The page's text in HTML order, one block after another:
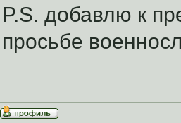
P.S. добавлю к
просьбе